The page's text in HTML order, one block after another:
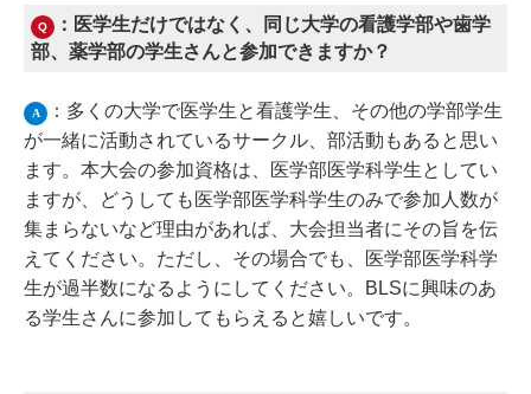
Q
：医学生だけではなく、同じ大学の看護学部や歯学
部、薬学部の学生さんと参加できますか？
A
：多くの大学で医学生と看護学生、その他の学部学生
が一緒に活動されているサークル、部活動もあると思い
ます。本大会の参加資格は、医学部医学科学生としてい
ますが、どうしても医学部医学科学生のみで参加人数が
集まらないなど理由があれば、大会担当者にその旨を伝
えてください。ただし、その場合でも、医学部医学科学
生が過半数になるようにしてください。BLSに興味のあ
る学生さんに参加してもらえると嬉しいです。